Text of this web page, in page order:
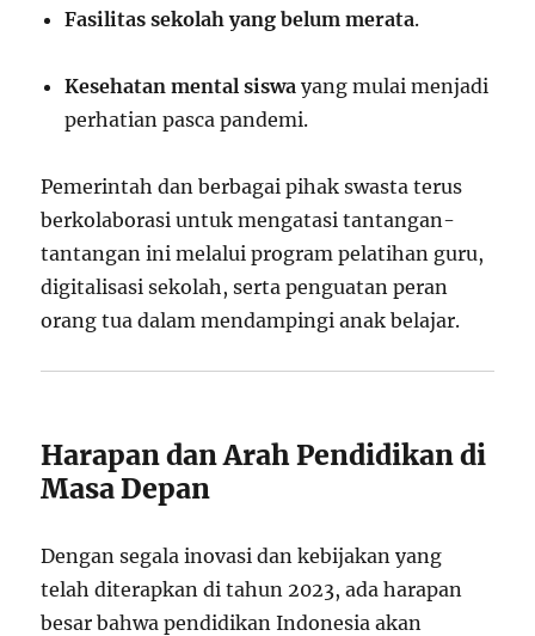
Fasilitas sekolah yang belum merata.
Kesehatan mental siswa yang mulai menjadi
perhatian pasca pandemi.
Pemerintah dan berbagai pihak swasta terus
berkolaborasi untuk mengatasi tantangan-
tantangan ini melalui program pelatihan guru,
digitalisasi sekolah, serta penguatan peran
orang tua dalam mendampingi anak belajar.
Harapan dan Arah Pendidikan di
Masa Depan
Dengan segala inovasi dan kebijakan yang
telah diterapkan di tahun 2023, ada harapan
besar bahwa pendidikan Indonesia akan